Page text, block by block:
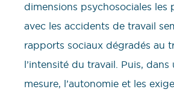
dimensions psychosociales les
avec les accidents de travail
rapports sociaux dégradés au
l’intensité du travail. Puis,
mesure, l’autonomie et les